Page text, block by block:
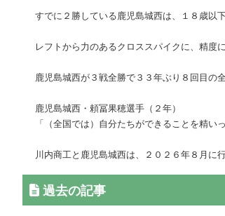
すでに２勝している鹿児島城西は、１８歳以
レフトから力のあるクロススパイクに、精度
鹿児島城西が３戦全勝で３３年ぶり８回目の
鹿児島城西・頼冨果穂選手（２年）
「（全国では）自分たちができることを精い
川内商工と鹿児島城西は、２０２６年８月に
過去の記事